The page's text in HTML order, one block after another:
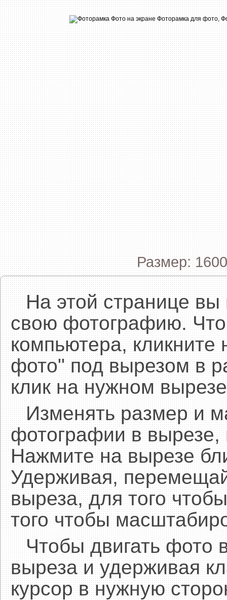
Размер:
На этой странице вы
свою фотографию.
компьютера, кликните
фото" под вырезом в
клик на нужном
Изменять размер и
фотографии в
Нажмите на вырезе
Удерживая,
выреза, для того
того чтобы
Чтобы двигать фото
выреза и удерживая
курсор в нужную